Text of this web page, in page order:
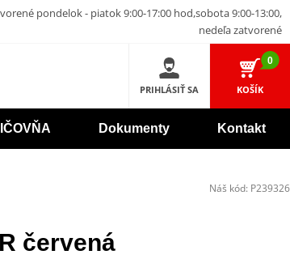
pondelok - piatok 9:00-17:00 hod,sobota 9:00-13:00,
nedeľa zatvorené
PRIHLÁSIŤ SA
0
KOŠÍK
Dokumenty Kontakt
červená
Náš kód: P239326